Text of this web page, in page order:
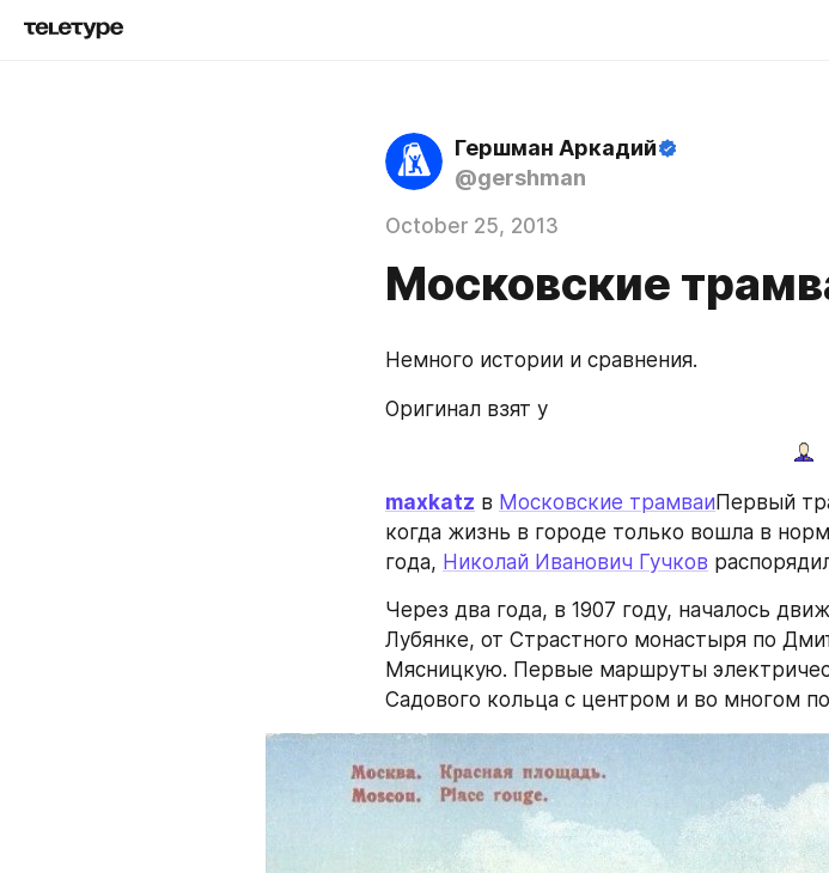
Гершман Аркадий
@gershman
October 25, 2013
Московские
Немного истории и сравнения.
Оригинал взят у
maxkatz в Московские трамваи Первый
когда жизнь в городе только вошла в
года, Николай Иванович Гучков
Через два года, в 1907 году, началось
Лубянке, от Страстного монастыря по
Мясницкую. Первые маршруты
Садового кольца с центром и во многом